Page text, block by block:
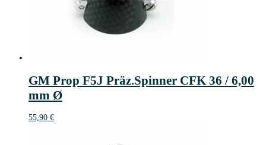
GM Prop F5J Präz.Spinner CFK 36 / 6,00
mm Ø
55,90 €